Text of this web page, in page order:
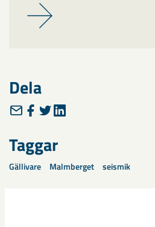
Dela
Taggar
Gällivare Malmberget seismik